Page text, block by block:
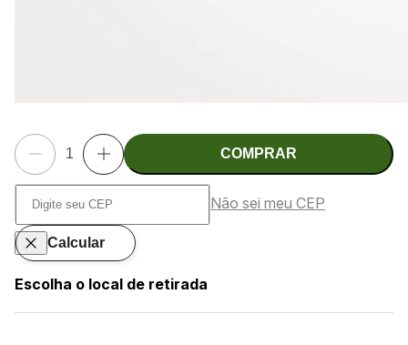
COMPRAR
Calcular
Não sei meu CEP
Escolha o local de retirada